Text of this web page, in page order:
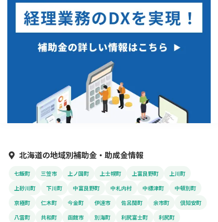
北海道の地域別補助金・助成金情報
七飯町 三笠市 上ノ国町 上士幌町 上富良野町
上川町
上砂川町
下川町 中富良野町 中札内村 中標津町
中頓別町
京極町
仁木町 今金町 伊達市 佐呂間町 余市町
倶知安町
八雲町
共和町 函館市 別海町 利尻富士町
利尻町